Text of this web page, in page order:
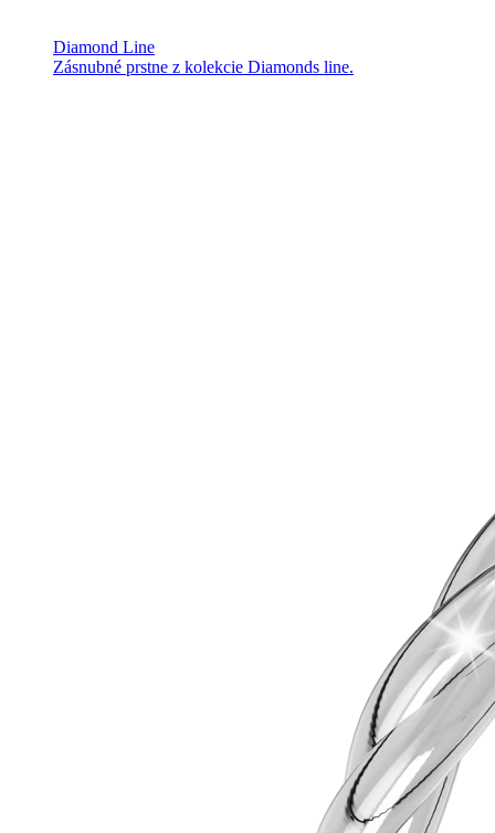
Diamond Line
Zásnubné prstne z kolekcie Diamonds line.